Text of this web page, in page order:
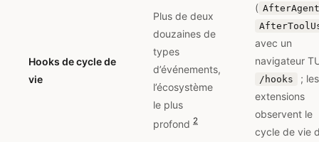
Hooks de cycle de
vie
Plus de deux
douzaines de
types
d’événements,
l’écosystème
le plus
profond 2
( AfterAgent
avec un
navigateur
/hooks
; les
extensions
observent le
cycle de vie